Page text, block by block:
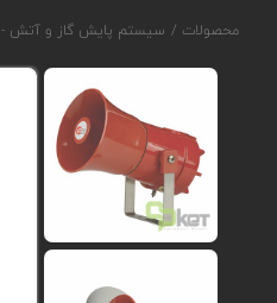
محصولات / سیستم پایش گاز و آتش - F&G